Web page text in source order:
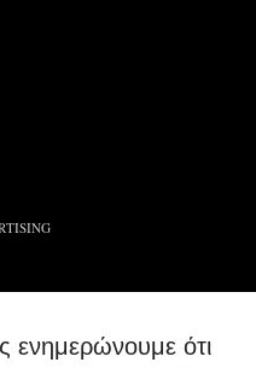
ενημερώνουμε ότι